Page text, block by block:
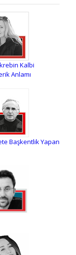
Kalbi
Anlamı
Başkentlik Yapan